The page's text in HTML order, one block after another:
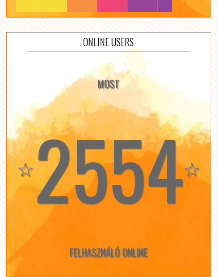
ONLINE USERS
MOST
☆2554☆
FELHASZNÁLÓ ONLINE